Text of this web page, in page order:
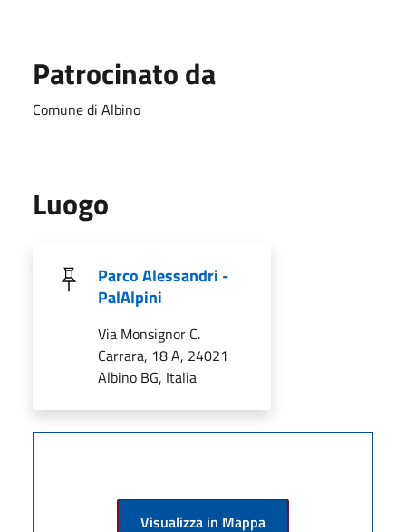
Patrocinato da
Comune di Albino
Luogo
Parco Alessandri -
PalAlpini
Via Monsignor C.
Carrara, 18 A, 24021
Albino BG, Italia
Visualizza in Mappa